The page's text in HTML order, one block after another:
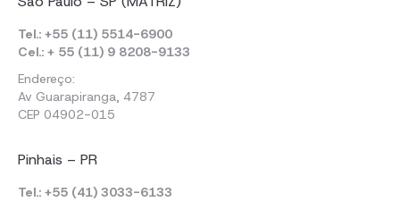
Tel.: +55 (11) 5514-6900
Cel.: + 55 (11) 9 8208-9133
Endereço:
Av Guarapiranga, 4787
CEP 04902-015
Pinhais – PR
Tel.: +55 (41) 3033-6133